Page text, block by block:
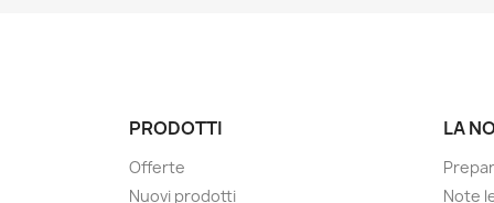
PRODOTTI
Offerte
Nuovi prodotti
LA
Note